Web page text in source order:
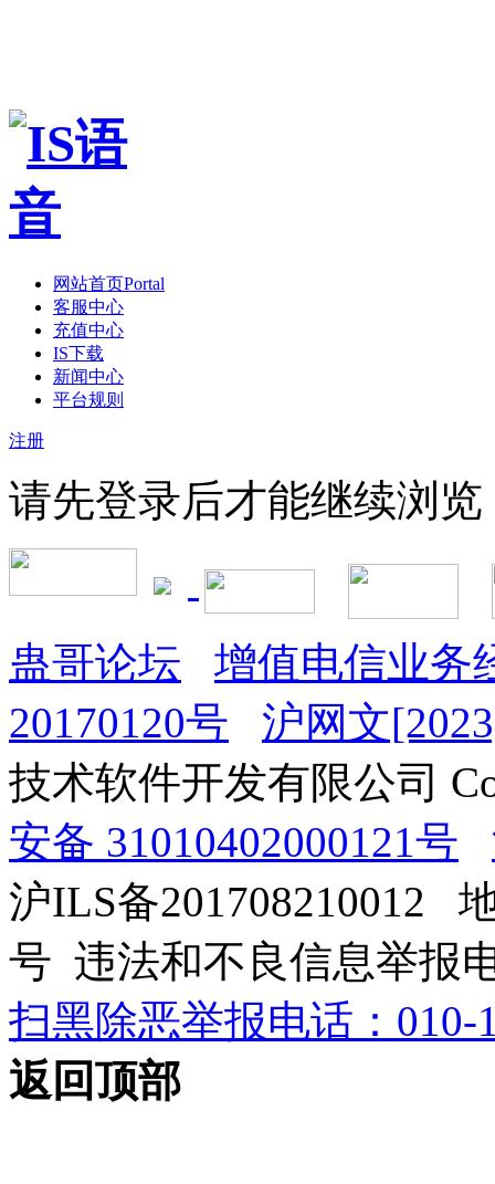
网站首页Portal
客服中心
充值中心
IS下载
新闻中心
平台规则
注册
请先登录后才能继续浏览
蛊哥论坛
增值电信业务
20170120号
沪网文
技术软件开发有限公司
安备 31010402000121号
沪ILS备201708210012
号 违法和不良信息举报
扫黑除恶举报电话：010-
返回顶部